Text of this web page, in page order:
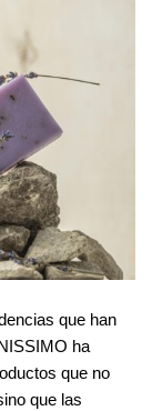
que han
ha
que no
que las